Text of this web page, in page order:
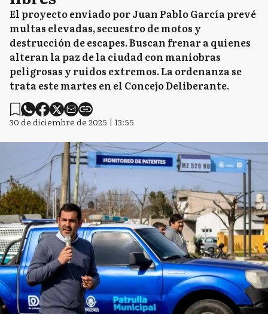
El proyecto enviado por Juan Pablo García prevé
multas elevadas, secuestro de motos y
destrucción de escapes. Buscan frenar a quienes
alteran la paz de la ciudad con maniobras
peligrosas y ruidos extremos. La ordenanza se
trata este martes en el Concejo Deliberante.
30 de diciembre de 2025 | 13:55